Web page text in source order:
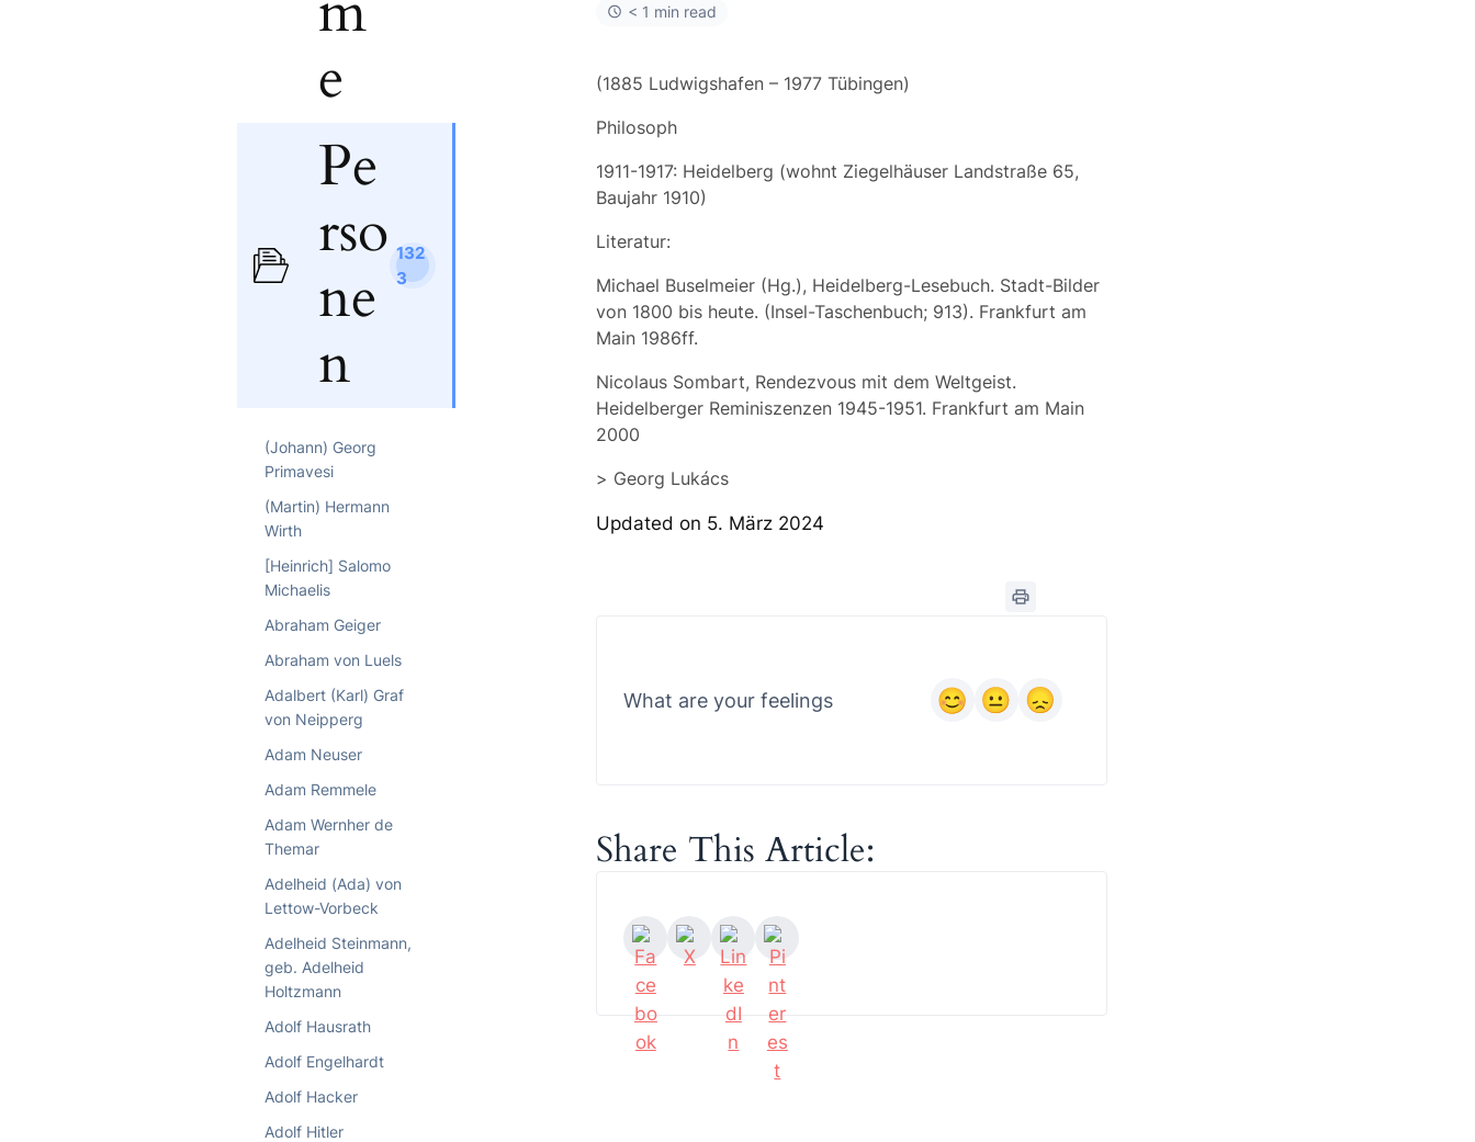
e
Pe
rso
ne
n
132
3
(Johann) Georg
Primavesi
(Martin) Hermann
Wirth
[Heinrich] Salomo
Michaelis
Abraham Geiger
Abraham von Luels
Adalbert (Karl) Graf
von Neipperg
Adam Neuser
Adam Remmele
Adam Wernher de
Themar
Adelheid (Ada) von
Lettow-Vorbeck
Adelheid Steinmann,
geb. Adelheid
Holtzmann
Adolf Hausrath
Adolf Engelhardt
Adolf Hacker
Adolf Hitler
< 1 min read
(1885 Ludwigshafen – 1977 Tübingen)
Philosoph
1911-1917: Heidelberg (wohnt Ziegelhäuser Landstraße 65,
Baujahr 1910)
Literatur:
Michael Buselmeier (Hg.), Heidelberg-Lesebuch. Stadt-Bilder
von 1800 bis heute. (Insel-Taschenbuch; 913). Frankfurt am
Main 1986ff.
Nicolaus Sombart, Rendezvous mit dem Weltgeist.
Heidelberger Reminiszenzen 1945-1951. Frankfurt am Main
2000
> Georg Lukács
Updated on 5. März 2024
What are your feelings
Share This Article: